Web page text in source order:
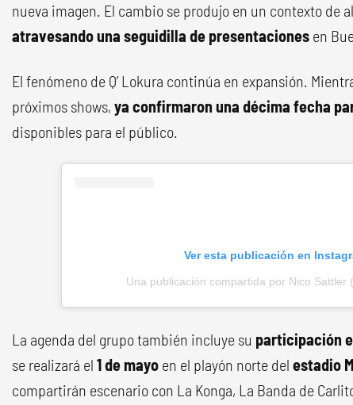
nueva imagen. El cambio se produjo en un contexto de
atravesando una seguidilla de presentaciones en
El fenómeno de Q’ Lokura continúa en expansión.
próximos shows, ya confirmaron una décima fecha
disponibles para el público.
Ver esta publicación en
Una publicación compartida por Nico Sattler
La agenda del grupo también incluye su participación
se realizará el 1 de mayo en el playón norte del estadio
compartirán escenario con La Konga, La Banda de